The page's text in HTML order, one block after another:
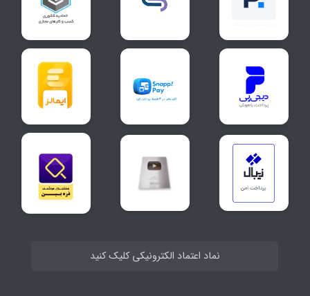
نماد اعتماد الکترونیکی کلیک کنید